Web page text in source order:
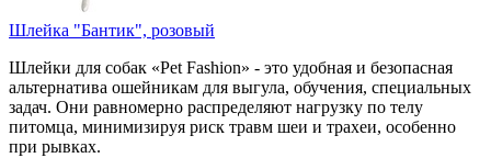
Шлейка "Бантик", розовый
Шлейки для собак «Pet Fashion» - это удобная и безопасная
альтернатива ошейникам для выгула, обучения, специальных
задач. Они равномерно распределяют нагрузку по телу
питомца, минимизируя риск травм шеи и трахеи, особенно
при рывках.